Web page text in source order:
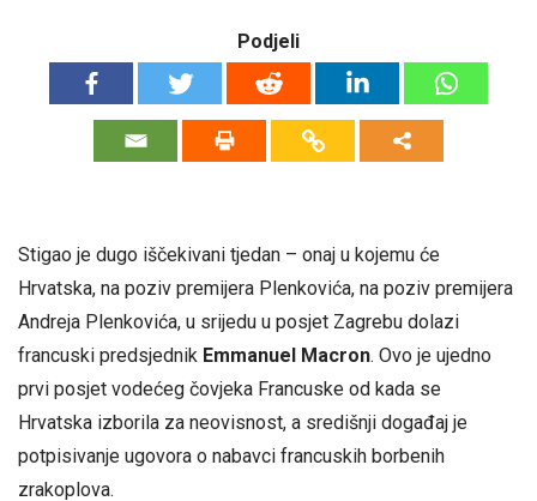
Podjeli
Stigao je dugo iščekivani tjedan – onaj u kojemu će
Hrvatska, na poziv premijera Plenkovića, na poziv premijera
Andreja Plenkovića, u srijedu u posjet Zagrebu dolazi
francuski predsjednik Emmanuel Macron. Ovo je ujedno
prvi posjet vodećeg čovjeka Francuske od kada se
Hrvatska izborila za neovisnost, a središnji događaj je
potpisivanje ugovora o nabavci francuskih borbenih
zrakoplova.